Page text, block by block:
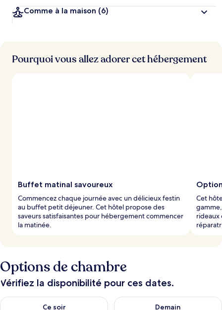
Comme à la maison (6)
Pourquoi vous allez adorer cet hébergement
Buffet matinal savoureux
Commencez chaque journée avec un délicieux festin
au buffet petit déjeuner. Cet hôtel propose des
saveurs satisfaisantes pour hébergement commencer
la matinée.
Cet
rideaux
Options de chambre
Vérifiez la disponibilité pour ces dates.
Ce soir
Vérifier la disponibilité pour ce soir août 7 - août 8
Demain
Vérifier la disponibilité pour